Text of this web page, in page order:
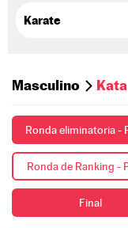
Masculino Kata
Ronda eliminatoria -
Ronda de Ranking -
Final